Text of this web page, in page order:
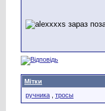
Мітки
ручника
тросы